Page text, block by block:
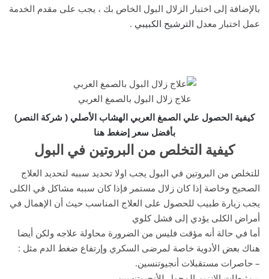
بالإضافة إلى اختبار الزلال البول الخاص بك ، يجب على مقدم الخدمة
عمل اختبار معدل الترشيح الكبيبي .
علاج زلال البول بالصمغ العربي
كيفية الحصول علي الصمغ العربي الهشاب الأصلي ( شركة النصر)
بأفضل سعر إضغط هنا
كيفية التخلص من البروتين في البول
للتخلص من البروتين في البول يجب اولا تحديد سببه لتحديد العلاج
الصحيح وخاصة إذا كان زلال مستمر فإذا كان سببه مشاكل في الكلى
يجب زيارة طبيب للحصول على العلاج المناسب حيث أن الإهمال في
أمراض الكلى يؤدي إلى فشل كلوي
أما في حالة أنه مؤقت فليس من الضرورة محاولة علاجه ولكن أيضا
هناك بعض الأدوية خاصة لمرضى السكري وإرتفاع ضغط الدم مثل :
– حاصرات مستقبلات أنجيوتنسين.